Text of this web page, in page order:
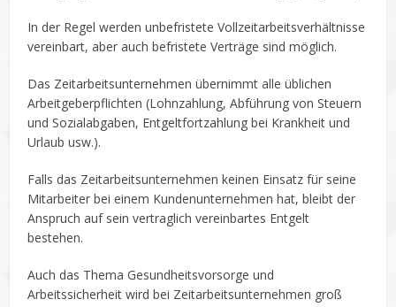
In der Regel werden unbefristete Vollzeitarbeitsverhältnisse
vereinbart, aber auch befristete Verträge sind möglich.
Das Zeitarbeitsunternehmen übernimmt alle üblichen
Arbeitgeberpflichten (Lohnzahlung, Abführung von Steuern
und Sozialabgaben, Entgeltfortzahlung bei Krankheit und
Urlaub usw.).
Falls das Zeitarbeitsunternehmen keinen Einsatz für seine
Mitarbeiter bei einem Kundenunternehmen hat, bleibt der
Anspruch auf sein vertraglich vereinbartes Entgelt
bestehen.
Auch das Thema Gesundheitsvorsorge und
Arbeitssicherheit wird bei Zeitarbeitsunternehmen groß